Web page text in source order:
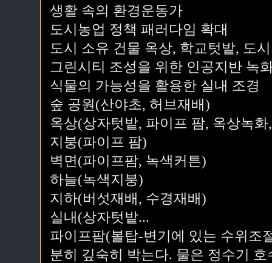
생활 속의 환경운동가
도시농업 정책 패러다임 확대
도시 소유 건물 옥상, 학교텃밭, 도
그린시티 조성을 위한 인공지반 녹
식물의 가능성을 활용한 실내 조경
숲 공원(산야초, 허브재배)
옥상(상자텃밭, 파이프 팜, 옥상녹
지붕(파이프 팜)
벽면(파이프팜, 녹색커튼)
하늘(녹색지붕)
지하(버섯재배, 수경재배)
실내(상자텃밭...
파이프팜(볼탑-변기에 있는 수위조
분히 깊숙히 박는다. 물은 정수기